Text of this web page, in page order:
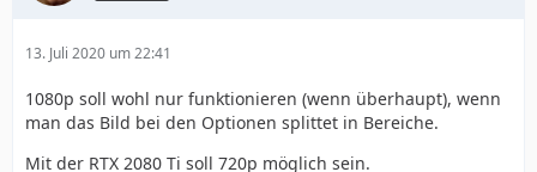
13. Juli 2020 um 22:41
1080p soll wohl nur funktionieren (wenn überhaupt), wenn
man das Bild bei den Optionen splittet in Bereiche.
Mit der RTX 2080 Ti soll 720p möglich sein.